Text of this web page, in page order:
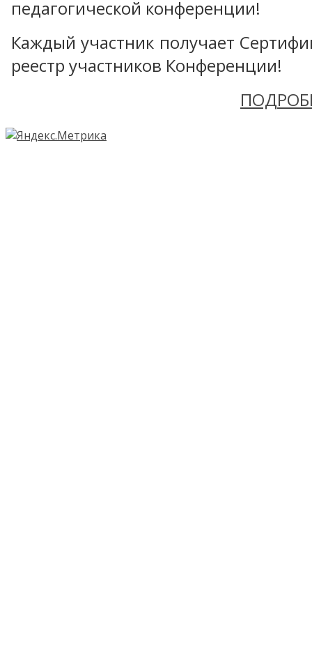
педагогической конференции!
Каждый участник получает
реестр участников Конференции!